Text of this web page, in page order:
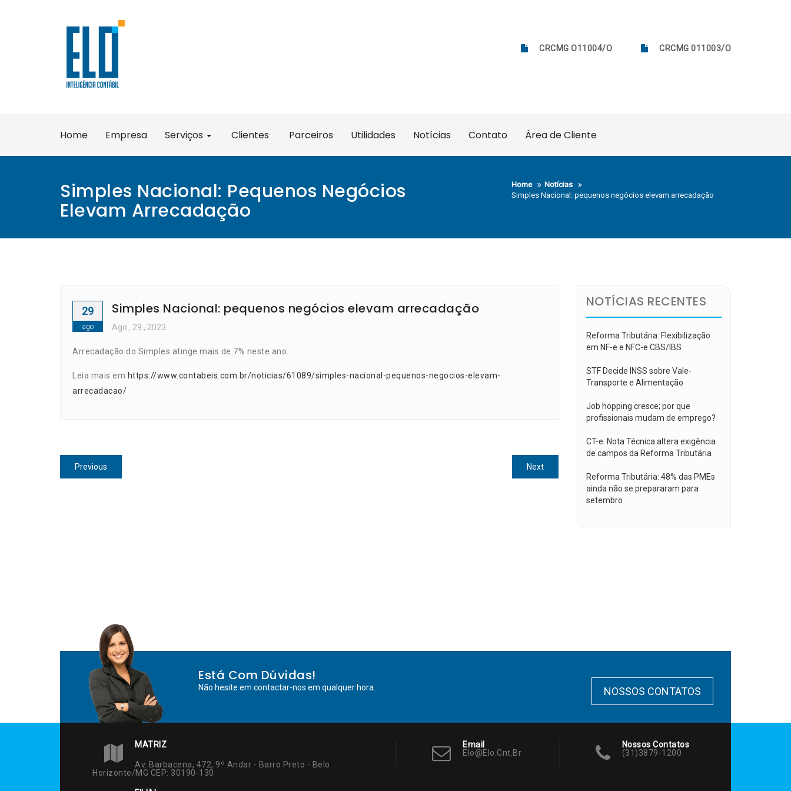
CRCMG O11004/O CRCMG 011003/O
Home Empresa Serviços Clientes Parceiros Utilidades Notícias Contato Área de Cliente
Simples Nacional: Pequenos Negócios
Elevam Arrecadação
Home
Notícias
Simples Nacional: pequenos negócios elevam arrecadação
29
ago
Simples Nacional: pequenos negócios elevam arrecadação
Ago , 29 , 2023
Arrecadação do Simples atinge mais de 7% neste ano.
Leia mais em https://www.contabeis.com.br/noticias/61089/simples-nacional-pequenos-negocios-elevam-
arrecadacao/
Navegação
de
Previous
post:
NextNext
post:
NOTÍCIAS RECENTES
Reforma Tributária: Flexibilização
em NF-e e NFC-e CBS/IBS
STF Decide INSS sobre Vale-
Transporte e Alimentação
Job hopping cresce; por que
profissionais mudam de emprego?
CT-e: Nota Técnica altera exigência
de campos da Reforma Tributária
Reforma Tributária: 48% das PMEs
ainda não se prepararam para
setembro
Está Com Dúvidas!
Não hesite em contactar-nos em qualquer hora. NOSSOS CONTATOS
MATRIZ
Av. Barbacena, 472, 9º Andar - Barro Preto - Belo
Horizonte/MG CEP: 30190-130
Email
Elo@elo.cnt.br
Nossos Contatos
(31)3879-1200